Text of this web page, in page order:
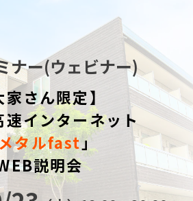
ナー(ウェビナー)
さん限定】
速インターネット
メタルfast」
説明会